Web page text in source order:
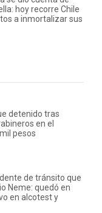
hoy recorre Chile
a inmortalizar sus
detenido tras
en el
pesos
de tránsito que
Neme: quedó en
en alcotest y